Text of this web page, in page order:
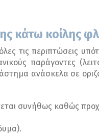
κάτω κοίλης
τις περιπτώσεις
παράγοντες
ανάσκελα σε
συνήθως καθώς